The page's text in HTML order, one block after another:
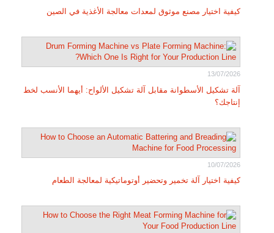
كيفية اختيار مصنع موثوق لمعدات معالجة الأغذية في الصين
13/07/2026
آلة تشكيل الأسطوانة مقابل آلة تشكيل الألواح: أيهما الأنسب لخط
إنتاجك؟
10/07/2026
كيفية اختيار آلة تخمير وتحضير أوتوماتيكية لمعالجة الطعام